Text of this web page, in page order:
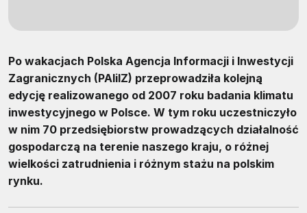
Po wakacjach Polska Agencja Informacji i Inwestycji
Zagranicznych (PAIiIZ) przeprowadziła kolejną
edycję realizowanego od 2007 roku badania klimatu
inwestycyjnego w Polsce. W tym roku uczestniczyło
w nim 70 przedsiębiorstw prowadzących działalność
gospodarczą na terenie naszego kraju, o różnej
wielkości zatrudnienia i różnym stażu na polskim
rynku.